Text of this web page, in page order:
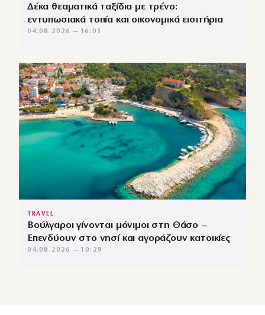
Δέκα θεαματικά ταξίδια με τρένο:
εντυπωσιακά τοπία και οικονομικά εισιτήρια
04.08.2026 — 16:03
TRAVEL
Βούλγαροι γίνονται μόνιμοι στη Θάσο –
Επενδύουν στο νησί και αγοράζουν κατοικίες
04.08.2026 — 10:29